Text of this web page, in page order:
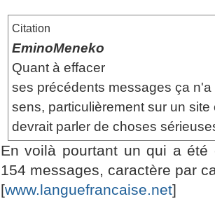
Citation
EminoMeneko
Quant à effacer
ses précédents messages ça
sens, particulièrement sur un site
devrait parler de choses
En voilà pourtant un qui a été
154 messages, caractère par
[www.languefrancaise.net]